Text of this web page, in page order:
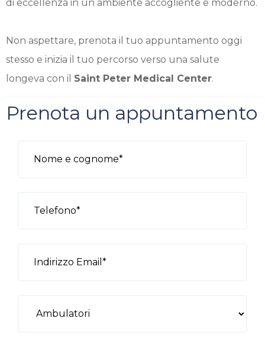
di eccellenza in un ambiente accogliente e moderno.
Non aspettare, prenota il tuo appuntamento oggi
stesso e inizia il tuo percorso verso una salute
longeva con il Saint Peter Medical Center.
Prenota un appuntamento